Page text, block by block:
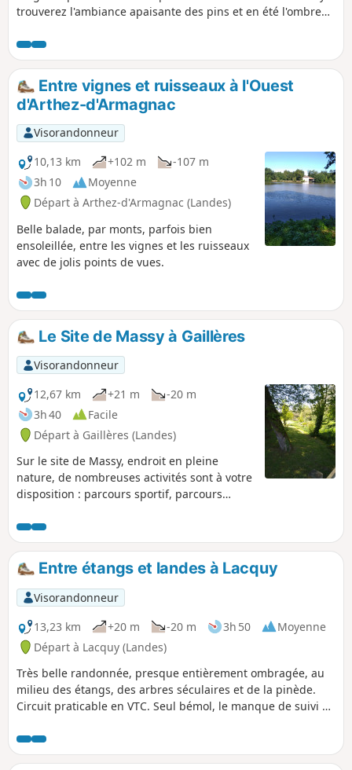
trouverez l'ambiance apaisante des pins et en été l'ombre
le (5), l'ancien chemin communal borde une propriété
sylvicole ; il est impérativement demandé de rester sur le
chemin et de ne pas pénétrer dans la propriété sylvicole. Ce
circuit est calibré pour une randonnée équestre.
Entre vignes et ruisseaux à l'Ouest
d'Arthez-d'Armagnac
Visorandonneur
10,13 km
+102 m
-107 m
3h 10
Moyenne
Départ à Arthez-d'Armagnac (Landes)
Belle balade, par monts, parfois bien
ensoleillée, entre les vignes et les ruisseaux
avec de jolis points de vues.
Le Site de Massy à Gaillères
Visorandonneur
12,67 km
+21 m
-20 m
3h 40
Facile
Départ à Gaillères (Landes)
Sur le site de Massy, endroit en pleine
nature, de nombreuses activités sont à votre
disposition : parcours sportif, parcours
d'orientation (panneau de départ devant la
mairie). Au choix un itinéraire long ou deux
boucles au départ du Site de Massy.
Entre étangs et landes à Lacquy
Visorandonneur
13,23 km
+20 m -20 m 3h 50
Moyenne
Départ à Lacquy (Landes)
Très belle randonnée, presque entièrement ombragée, au
milieu des étangs, des arbres séculaires et de la pinède.
Circuit praticable en VTC. Seul bémol, le manque de suivi au
limitrophes avec les cultures.